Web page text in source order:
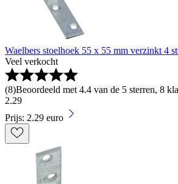
Waelbers stoelhoek 55 x 55 mm verzinkt 4
Veel verkocht
(8)Beoordeeld met 4.4 van de 5 sterren, 8
2.29
Prijs: 2.29 euro